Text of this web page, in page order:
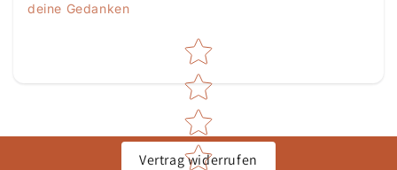
deine Gedanken
Star rating
Vertrag widerrufen